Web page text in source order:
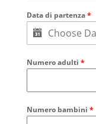
Data di partenza*
Numero adulti *
Numero bambini *